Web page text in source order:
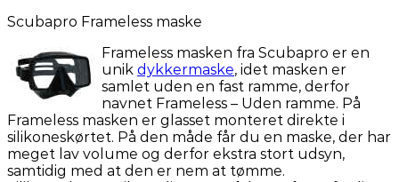
Scubapro Frameless maske
Frameless masken fra Scubapro er en
unik dykkermaske, idet masken er
samlet uden en fast ramme, derfor
navnet Frameless – Uden ramme. På
Frameless masken er glasset monteret direkte i
silikoneskørtet. På den måde får du en maske, der har
meget lav volume og derfor ekstra stort udsyn,
samtidig med at den er nem at tømme.